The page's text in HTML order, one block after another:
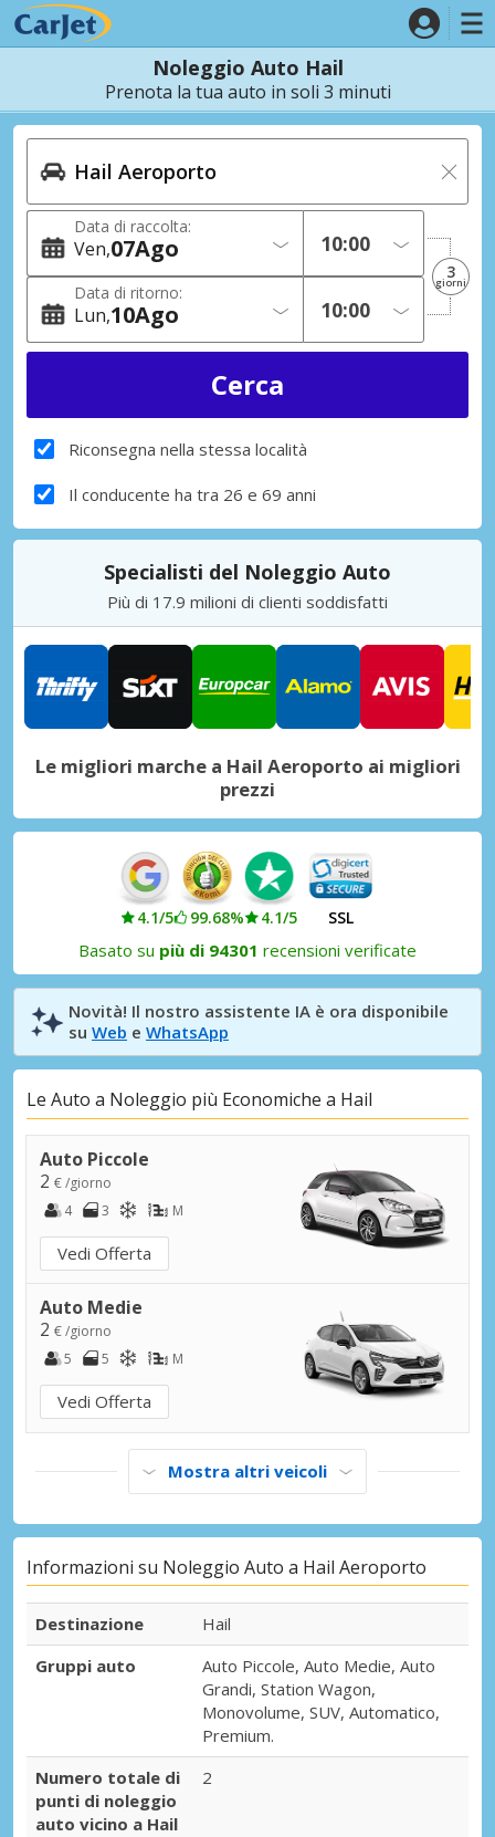
Noleggio Auto Hail
Prenota la tua auto in soli 3 minuti
Data di raccolta:
Ven 07Ago
Data di ritorno:
Lun 10Ago
3
giorni
Riconsegna nella stessa località
Il conducente ha tra 26 e 69 anni
Specialisti del Noleggio Auto
Più di 17.9 milioni di clienti soddisfatti
Le migliori marche a Hail Aeroporto ai migliori
prezzi
4.1/5 99.68% 4.1/5 SSL
Basato su più di 94301 recensioni verificate
Novità! Il nostro assistente IA è ora disponibile
su Web e WhatsApp
Le Auto a Noleggio più Economiche a Hail
Auto Piccole
2 € /giorno
4
3 M
Vedi Offerta
Auto Medie
2 € /giorno
5
5 M
Vedi Offerta
Mostra altri veicoli
Informazioni su Noleggio Auto a Hail Aeroporto
Destinazione
Hail
Gruppi auto
Auto Piccole, Auto Medie, Auto
Grandi, Station Wagon,
Monovolume, SUV, Automatico,
Premium.
Numero totale di
punti di noleggio
auto vicino a Hail
2